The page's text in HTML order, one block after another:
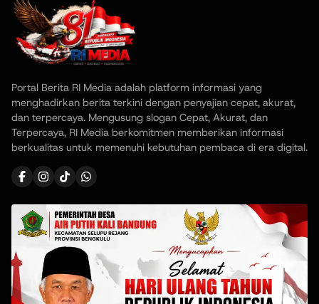
Portal Berita RI Media adalah platform informasi yang
menghadirkan berita terkini dengan penyajian cepat, akurat,
dan terpercaya. Mengusung slogan Cepat, Akurat, dan
Terpercaya, RI Media berkomitmen memberikan informasi
berkualitas untuk memenuhi kebutuhan pembaca di era digital.